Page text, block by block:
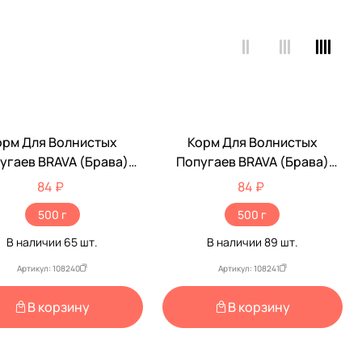
Для Волнистых
BRAVA (Брава)
Витамин 500г (1*14)
84 ₽
500 г
В наличии 65 шт.
Артикул: 108240
В корзину
Корм Для Волнистых
Попугаев BRAVA (Брава)
Минерал 500г (1*14)
84 ₽
500 г
В наличии 89 шт.
Артикул: 108241
В корзину